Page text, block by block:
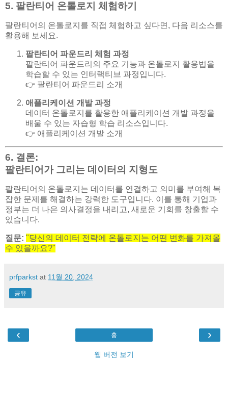
5. 팔란티어 온톨로지 체험하기
팔란티어의 온톨로지를 직접 체험하고 싶다면, 다음 리소스를
활용해 보세요.
팔란티어 파운드리 체험 과정
팔란티어 파운드리의 주요 기능과 온톨로지 활용법을
학습할 수 있는 인터랙티브 과정입니다.
👉 팔란티어 파운드리 소개
애플리케이션 개발 과정
데이터 온톨로지를 활용한 애플리케이션 개발 과정을
배울 수 있는 자습형 학습 리소스입니다.
👉 애플리케이션 개발 소개
6. 결론:
팔란티어가 그리는 데이터의 지형도
팔란티어의 온톨로지는 데이터를 연결하고 의미를 부여해 복
잡한 문제를 해결하는 강력한 도구입니다. 이를 통해 기업과
정부는 더 나은 의사결정을 내리고, 새로운 기회를 창출할 수
있습니다.
질문: "당신의 데이터 전략에 온톨로지는 어떤 변화를 가져올
수 있을까요?"
prfparkst at 11월 20, 2024
공유
‹ ›
홈
웹 버전 보기